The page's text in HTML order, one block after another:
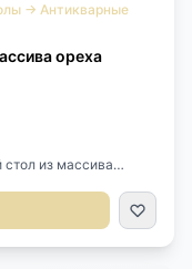
→ Антикварные
ореха
из массива
можем сделать на
виде: 224х105х72